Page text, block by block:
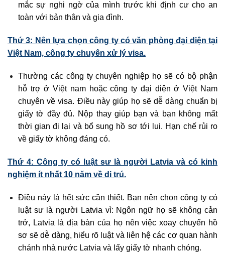
mắc sự nghi ngờ của mình trước khi định cư cho an
toàn với bản thân và gia đình.
Thứ 3: Nên lựa chọn công ty có văn phòng đại diện tại
Việt Nam, công ty chuyên xử lý visa.
Thường các công ty chuyên nghiệp họ sẽ có bộ phận
hỗ trợ ở Việt nam hoặc công ty đại diện ở Việt Nam
chuyên về visa. Điều này giúp họ sẽ dễ dàng chuẩn bị
giấy tờ đầy đủ. Nộp thay giúp bạn và bạn không mất
thời gian đi lại và bổ sung hồ sơ tới lui. Hạn chế rủi ro
về giấy tờ không đáng có.
Thứ 4: Công ty có luật sư là người Latvia và có kinh
nghiệm ít nhất 10 năm về di trú.
Điều này là hết sức cần thiết. Bạn nên chọn công ty có
luật sư là người Latvia vì: Ngôn ngữ họ sẽ không cản
trở, Latvia là địa bàn của họ nên việc xoay chuyển hồ
sơ sẽ dễ dàng, hiểu rõ luật và liên hệ các cơ quan hành
chánh nhà nước Latvia và lấy giấy tờ nhanh chóng.